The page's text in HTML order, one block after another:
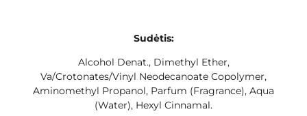
Sudėtis:
Alcohol Denat., Dimethyl Ether,
Va/Crotonates/Vinyl Neodecanoate Copolymer,
Aminomethyl Propanol, Parfum (Fragrance), Aqua
(Water), Hexyl Cinnamal.